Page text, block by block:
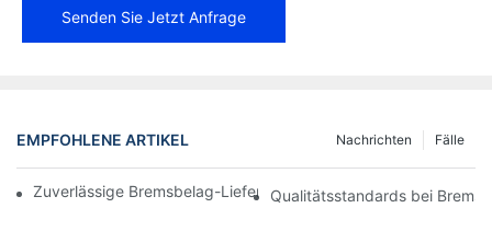
Senden Sie Jetzt Anfrage
EMPFOHLENE ARTIKEL Fälle
Nachrichten
Zuverlässige Bremsbelag-Lieferanten für Ihr Unternehmen
Qualitätsstandards bei